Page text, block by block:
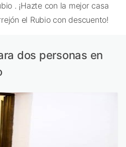
. ¡Hazte con la mejor casa
el Rubio con descuento!
dos personas en